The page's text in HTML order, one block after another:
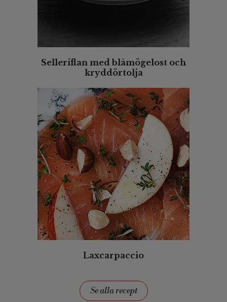
Selleriflan med blåmögelost och
kryddörtolja
Laxcarpaccio
Se alla recept